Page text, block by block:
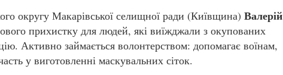
округу Макарівської селищної ради (Київщина) Валерій
прихистку для людей, які виїжджали з окупованих
Активно займається волонтерством: допомагає воїнам,
у виготовленні маскувальних сіток.